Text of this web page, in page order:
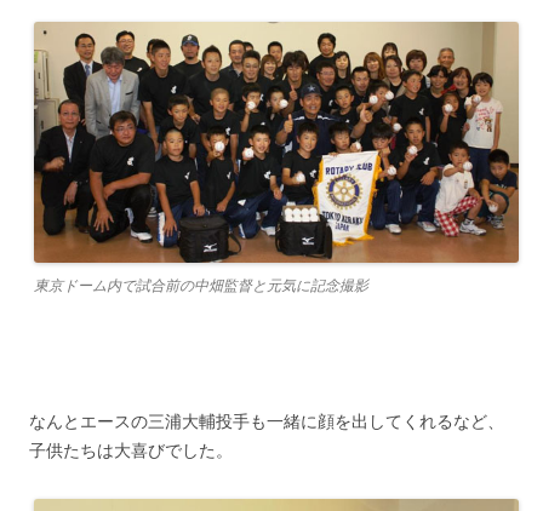
東京ドーム内で試合前の中畑監督と元気に記念撮影
なんとエースの三浦大輔投手も一緒に顔を出してくれるなど、
子供たちは大喜びでした。